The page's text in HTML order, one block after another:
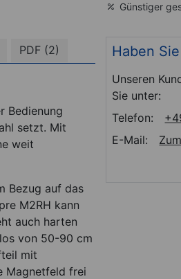
Günstiger
PDF (2)
Bedienung
setzt. Mit
weit
Bezug auf das
M2RH kann
auch harten
von 50-90 cm
mit
Magnetfeld frei
Haben
Unseren
Sie unter:
Telefon:
E-Mail: